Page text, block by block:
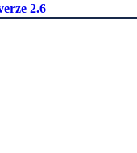
2.6